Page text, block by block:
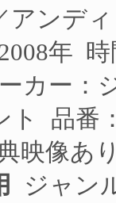
アンデ
年
カー：
ト 品番
映像あ
ジャン